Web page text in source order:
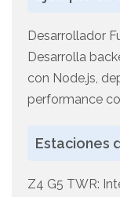
Desarrollador
Desarrolla
con Node.js,
performance
Estaciones
Z4 G5 TWR: